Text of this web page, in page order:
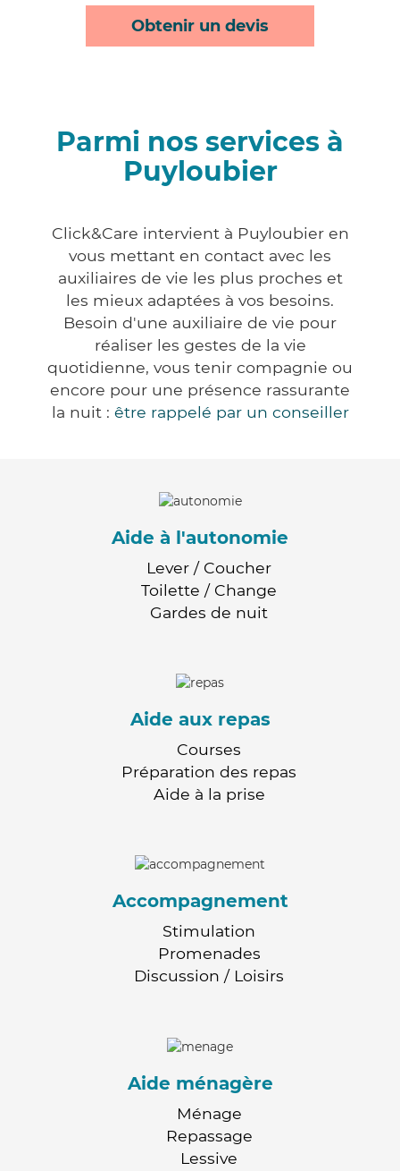
Obtenir un devis
Parmi nos services à
Puyloubier
Click&Care intervient à Puyloubier en
vous mettant en contact avec les
auxiliaires de vie les plus proches et
les mieux adaptées à vos besoins.
Besoin d'une auxiliaire de vie pour
réaliser les gestes de la vie
quotidienne, vous tenir compagnie ou
encore pour une présence rassurante
la nuit : être rappelé par un conseiller
Aide à l'autonomie
Lever / Coucher
Toilette / Change
Gardes de nuit
Aide aux repas
Courses
Préparation des repas
Aide à la prise
Accompagnement
Stimulation
Promenades
Discussion / Loisirs
Aide ménagère
Ménage
Repassage
Lessive